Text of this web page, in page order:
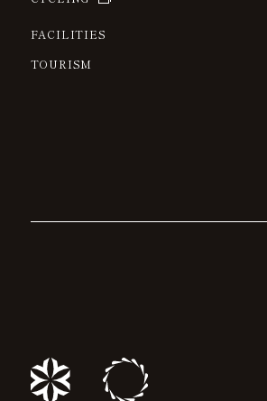
FACILITIES
TOURISM